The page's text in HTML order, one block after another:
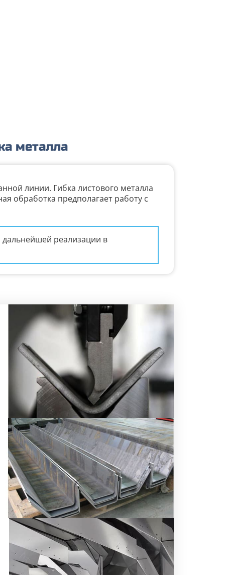
металла
линии. Гибка листового металла
обработка предполагает работу с
дальнейшей реализации в